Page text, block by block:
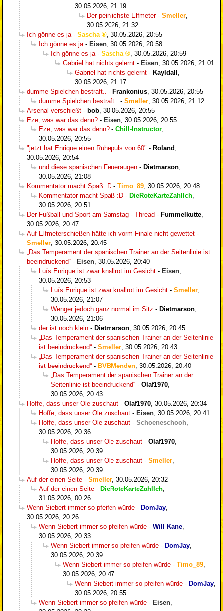
30.05.2026, 21:19
Der peinlichste Elfmeter- Smeller
30.05.2026, 21:32
Ich gönne es ja - Sascha
30.05.2026, 20:55
Ich gönne es ja - Eisen 30.05.2026, 20:58
Ich gönne es ja - Sascha
30.05.2026, 20:59
Gabriel hat nichts gelernt - Eisen 30.05.2026, 21:01
Gabriel hat nichts gelernt - Kayldall
30.05.2026, 21:17
dumme Spielchen bestraft..
- Frankonius 30.05.2026, 20:55
dumme Spielchen bestraft..
- Smeller 30.05.2026, 21:12
Arsenal verschießt - bob 30.05.2026, 20:55
Eze, was war das denn? - Eisen 30.05.2026, 20:55
Eze, was war das denn? - Chill-Instructor
30.05.2026, 20:55
"jetzt hat Enrique einen Ruhepuls von 60" - Roland
30.05.2026, 20:54
und diese spanischen Feueraugen - Dietmarson
30.05.2026, 21:08
Kommentator macht Spaß :D - Timo_89 30.05.2026, 20:48
Kommentator macht Spaß :D - DieRoteKarteZahlIch
30.05.2026, 20:51
Der Fußball und Sport am Samstag - Thread - Fummelkutte
30.05.2026, 20:47
Auf Elfmeterschießen hätte ich vorm Finale nicht gewettet -
Smeller 30.05.2026, 20:45
„Das Temperament der spanischen Trainer an der Seitenlinie ist
beeindruckend“ - Eisen 30.05.2026, 20:40
Luís Enrique ist zwar knallrot im Gesicht - Eisen
30.05.2026, 20:53
Luís Enrique ist zwar knallrot im Gesicht - Smeller
30.05.2026, 21:07
Wenger jedoch ganz normal im Sitz - Dietmarson
30.05.2026, 21:06
der ist noch klein - Dietmarson 30.05.2026, 20:45
„Das Temperament der spanischen Trainer an der Seitenlinie
ist beeindruckend“ - Smeller 30.05.2026, 20:43
„Das Temperament der spanischen Trainer an der Seitenlinie
ist beeindruckend“ - BVBMenden 30.05.2026, 20:40
„Das Temperament der spanischen Trainer an der
Seitenlinie ist beeindruckend“ - Olaf1970
30.05.2026, 20:43
Hoffe, dass unser Ole zuschaut - Olaf1970 30.05.2026, 20:34
Hoffe, dass unser Ole zuschaut - Eisen 30.05.2026, 20:41
Hoffe, dass unser Ole zuschaut - Schoeneschooh
30.05.2026, 20:36
Hoffe, dass unser Ole zuschaut - Olaf1970
30.05.2026, 20:39
Hoffe, dass unser Ole zuschaut - Smeller
30.05.2026, 20:39
Auf der einen Seite - Smeller 30.05.2026, 20:32
Auf der einen Seite - DieRoteKarteZahlIch
31.05.2026, 00:26
Wenn Siebert immer so pfeifen würde - DomJay
30.05.2026, 20:26
Wenn Siebert immer so pfeifen würde - Will Kane
30.05.2026, 20:33
Wenn Siebert immer so pfeifen würde - DomJay
30.05.2026, 20:39
Wenn Siebert immer so pfeifen würde - Timo_89
30.05.2026, 20:47
Wenn Siebert immer so pfeifen würde - DomJay
30.05.2026, 20:55
Wenn Siebert immer so pfeifen würde - Eisen